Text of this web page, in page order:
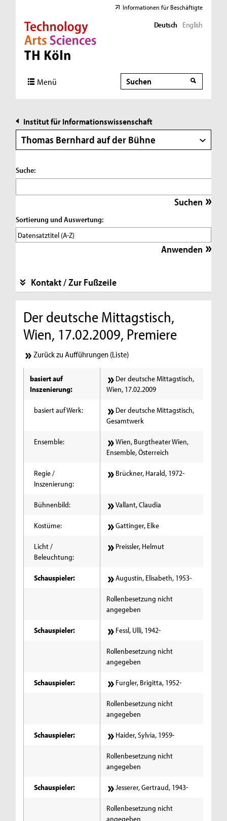
Direkt zur Hauptnavigation
Direkt zur Subnavigation
Direkt zum Inhalt
Direkt zum Fußbereich
Informationen für Beschäftigte
Deutsch English
Menü Suche
Suche
Institut für Informationswissenschaft
Thomas Bernhard auf der Bühne
Suche:
Sortierung und Auswertung:
Kontakt / Zur Fußzeile
Der deutsche Mittagstisch,
Wien, 17.02.2009, Premiere
Zurück zu Aufführungen (Liste)
basiert auf
Inszenierung:
Der deutsche Mittagstisch,
Wien, 17.02.2009
basiert auf Werk:
Der deutsche Mittagstisch,
Gesamtwerk
Ensemble:
Wien, Burgtheater Wien,
Ensemble, Österreich
Regie /
Inszenierung:
Brückner, Harald, 1972-
Bühnenbild: Vallant, Claudia
Kostüme: Gattinger, Elke
Licht /
Beleuchtung:
Preissler, Helmut
Schauspieler: Augustin, Elisabeth, 1953-
Rollenbesetzung nicht
angegeben
Schauspieler: Fessl, Ulli, 1942-
Rollenbesetzung nicht
angegeben
Schauspieler: Furgler, Brigitta, 1952-
Rollenbesetzung nicht
angegeben
Schauspieler: Haider, Sylvia, 1959-
Rollenbesetzung nicht
angegeben
Schauspieler: Jesserer, Gertraud, 1943-
Rollenbesetzung nicht
angegeben